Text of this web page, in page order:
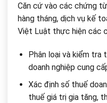
Căn cứ vào các chứng
hàng tháng, dịch vụ kế
Việt Luật thực hiện các
Phân loại và kiểm tra
doanh nghiệp cung
Xác định số thuế
thuế giá trị gia tăng,